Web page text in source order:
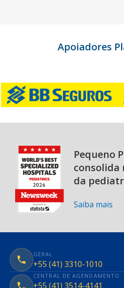
Apoiadores
Pequeno
consolida
da
Saiba mais
GERAL
+55 (41) 3310-1010
CENTRAL DE AGENDAMENTO
+55 (41) 3514-4141